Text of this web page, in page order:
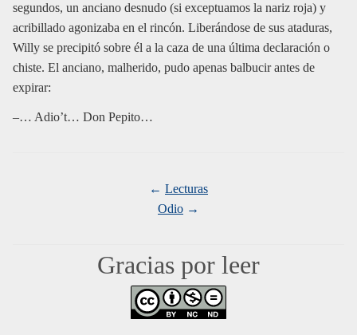
segundos, un anciano desnudo (si exceptuamos la nariz roja) y
acribillado agonizaba en el rincón. Liberándose de sus ataduras,
Willy se precipitó sobre él a la caza de una última declaración o
chiste. El anciano, malherido, pudo apenas balbucir antes de
expirar:
–… Adio’t… Don Pepito…
Lecturas
Odio
Gracias por leer